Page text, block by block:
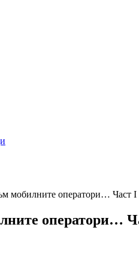
мобилните оператори… Част I
оператори…